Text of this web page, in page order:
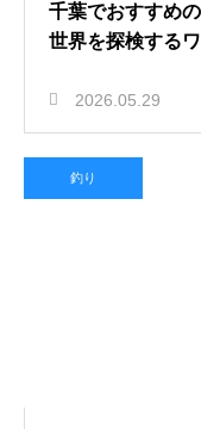
千葉でおすすめ
世界を探検する
2026.05.29
釣り